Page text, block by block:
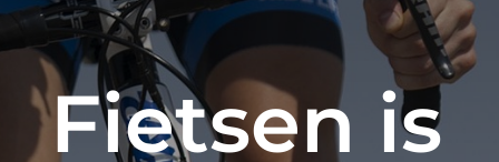
Fietsen is